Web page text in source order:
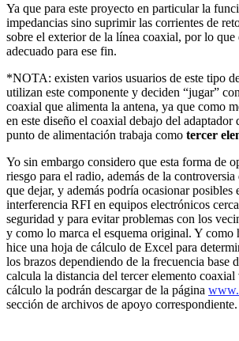
Ya que para este proyecto en particular la
impedancias sino suprimir las corrientes de
sobre el exterior de la línea coaxial, por lo que
adecuado para ese fin.
*NOTA: existen varios usuarios de este tipo
utilizan este componente y deciden “jugar”
coaxial que alimenta la antena, ya que como
en este diseño el coaxial debajo del adaptador
punto de alimentación trabaja como tercer
Yo sin embargo considero que esta forma de
riesgo para el radio, además de la
que dejar, y además podría ocasionar posibles
interferencia RFI en equipos electrónicos
seguridad y para evitar problemas con los
y como lo marca el esquema original. Y como
hice una hoja de cálculo de Excel para
los brazos dependiendo de la frecuencia base
calcula la distancia del tercer elemento
cálculo la podrán descargar de la página
sección de archivos de apoyo correspondiente.